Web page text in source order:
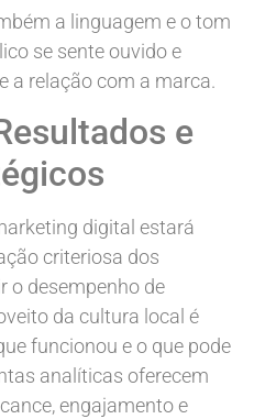
a linguagem e o tom
se sente ouvido e
a relação com a marca.
e
digital estará
criteriosa dos
o desempenho de
da cultura local é
funcionou e o que pode
analíticas oferecem
engajamento e